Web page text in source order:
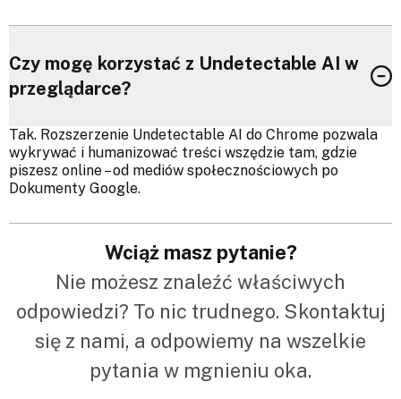
Czy mogę korzystać z Undetectable AI w
przeglądarce?
Tak. Rozszerzenie Undetectable AI do Chrome pozwala
wykrywać i humanizować treści wszędzie tam, gdzie
piszesz online – od mediów społecznościowych po
Dokumenty Google.
Wciąż masz pytanie?
Nie możesz znaleźć właściwych
odpowiedzi? To nic trudnego. Skontaktuj
się z nami, a odpowiemy na wszelkie
pytania w mgnieniu oka.